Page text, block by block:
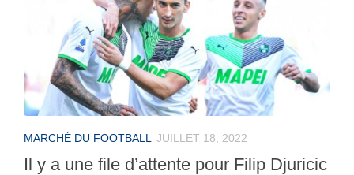
MARCHÉ DU FOOTBALL JUILLET 18, 2022
Il y a une file d’attente pour Filip Djuricic